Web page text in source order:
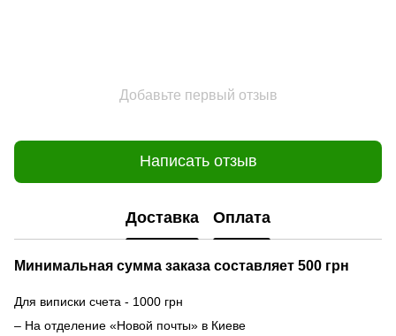
Добавьте первый отзыв
Написать отзыв
Доставка Оплата
Минимальная сумма заказа составляет 500 грн
Для виписки счета - 1000 грн
– На отделение «Новой почты» в Киеве